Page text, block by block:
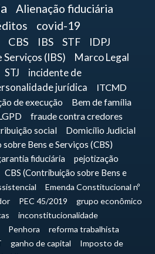
Alienação fiduciária
covid-19
CBS IBS STF
IDPJ
(IBS)
Marco Legal
STJ
incidente de
jurídica
ITCMD
de execução
Bem de família
fraude contra credores
social
Domicílio Judicial
Bens e Serviços (CBS)
fiduciária
pejotização
CBS (Contribuição sobre Bens e
Emenda Constitucional nº
PEC 45/2019
grupo econômico
inconstitucionalidade
Penhora
reforma trabalhista
ganho de capital
Imposto de